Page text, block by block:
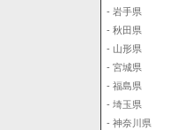
- 岩手県
- 秋田県
- 山形県
- 宮城県
- 福島県
- 埼玉県
- 神奈川県